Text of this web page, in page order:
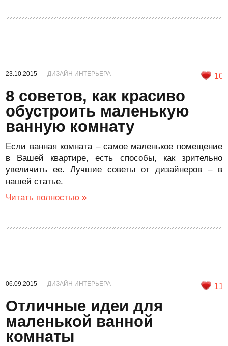
23.10.2015 ДИЗАЙН ИНТЕРЬЕРА 10
8 советов, как красиво
обустроить маленькую
ванную комнату
Если ванная комната – самое маленькое помещение
в Вашей квартире, есть способы, как зрительно
увеличить ее. Лучшие советы от дизайнеров – в
нашей статье.
Читать полностью »
06.09.2015 ДИЗАЙН ИНТЕРЬЕРА 11
Отличные идеи для
маленькой ванной
комнаты